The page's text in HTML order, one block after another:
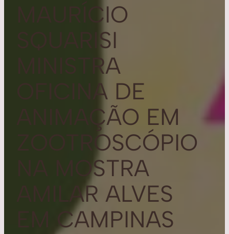
MAURÍCIO
SQUARISI
MINISTRA
OFICINA DE
ANIMAÇÃO EM
ZOOTROSCÓPIO
NA MOSTRA
AMILAR ALVES
EM CAMPINAS